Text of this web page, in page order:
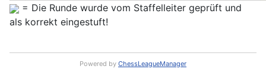
= Die Runde wurde vom Staffelleiter geprüft und
als korrekt eingestuft!
Powered by ChessLeagueManager